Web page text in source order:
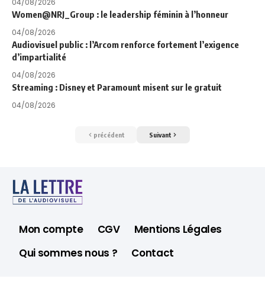
04/08/2026
Women@NRJ_Group : le leadership féminin à l’honneur
04/08/2026
Audiovisuel public : l’Arcom renforce fortement l’exigence
d’impartialité
04/08/2026
Streaming : Disney et Paramount misent sur le gratuit
04/08/2026
précédent Suivant
Mon compte CGV
Mentions Légales
Qui sommes nous ?
Contact